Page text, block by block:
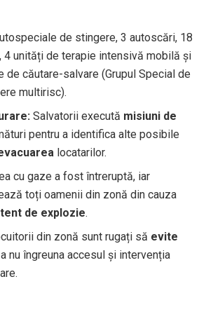
de stingere, 3 autoscări, 18
4 unități de terapie intensivă mobilă și
căutare-salvare (Grupul Special de
multirisc).
Salvatorii execută misiuni de
pentru a identifica alte posibile
locatarilor.
cu gaze a fost întreruptă, iar
toți oamenii din zonă din cauza
de explozie.
din zonă sunt rugați să evite
nu îngreuna accesul și intervenția